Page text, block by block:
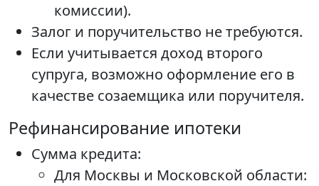
комиссии).
Залог и поручительство не требуются.
Если учитывается доход второго
супруга, возможно оформление его в
качестве созаемщика или поручителя.
Рефинансирование ипотеки
Сумма кредита:
Для Москвы и Московской области: